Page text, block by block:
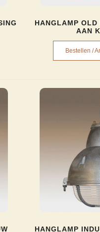
HANGLAMP
AAN
Bestellen /
HANGLAMP